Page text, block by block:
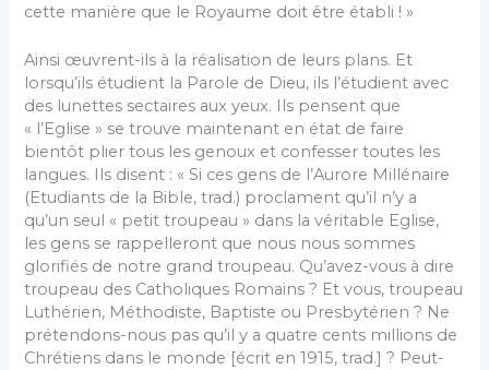
cette manière que le Royaume doit être établi ! »
Ainsi œuvrent-ils à la réalisation de leurs plans. Et
lorsqu’ils étudient la Parole de Dieu, ils l’étudient avec
des lunettes sectaires aux yeux. Ils pensent que
« l’Eglise » se trouve maintenant en état de faire
bientôt plier tous les genoux et confesser toutes les
langues. Ils disent : « Si ces gens de l’Aurore Millénaire
(Etudiants de la Bible, trad.) proclament qu’il n’y a
qu’un seul « petit troupeau » dans la véritable Eglise,
les gens se rappelleront que nous nous sommes
glorifiés de notre grand troupeau. Qu’avez-vous à dire
troupeau des Catholiques Romains ? Et vous, troupeau
Luthérien, Méthodiste, Baptiste ou Presbytérien ? Ne
prétendons-nous pas qu’il y a quatre cents millions de
Chrétiens dans le monde [écrit en 1915, trad.] ? Peut-